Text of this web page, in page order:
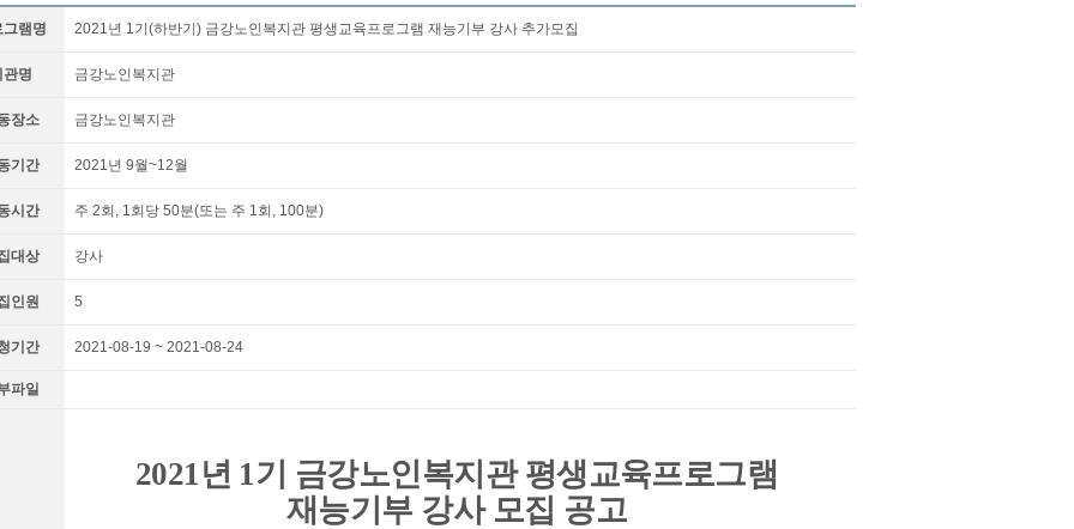
그램명 2021년 1기(하반기) 금강노인복지관 평생교육프로그램 재능기부 강사 추가모집
관명 금강노인복지관
장소 금강노인복지관
기간 2021년 9월~12월
시간 주 2회, 1회당 50분(또는 주 1회, 100분)
대상 강사
인원 5
기간 2021-08-19 ~ 2021-08-24
파일
2021년 1기 금강노인복지관 평생교육프로그램
재능기부 강사 모집 공고